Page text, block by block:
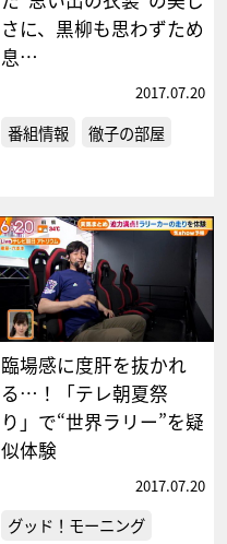
さに、黒柳も思わずため
息…
2017.07.20
番組情報 徹子の部屋
臨場感に度肝を抜かれ
る…！「テレ朝夏祭
り」で“世界ラリー”を疑
似体験
2017.07.20
グッド！モーニング